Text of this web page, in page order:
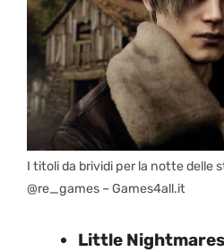
I titoli da brividi per la notte delle
@re_games – Games4all.it
Little Nightmares